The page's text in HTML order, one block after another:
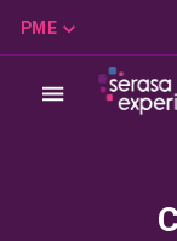
PME